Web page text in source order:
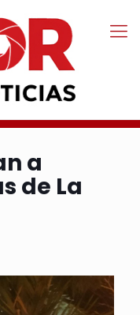
a
de La